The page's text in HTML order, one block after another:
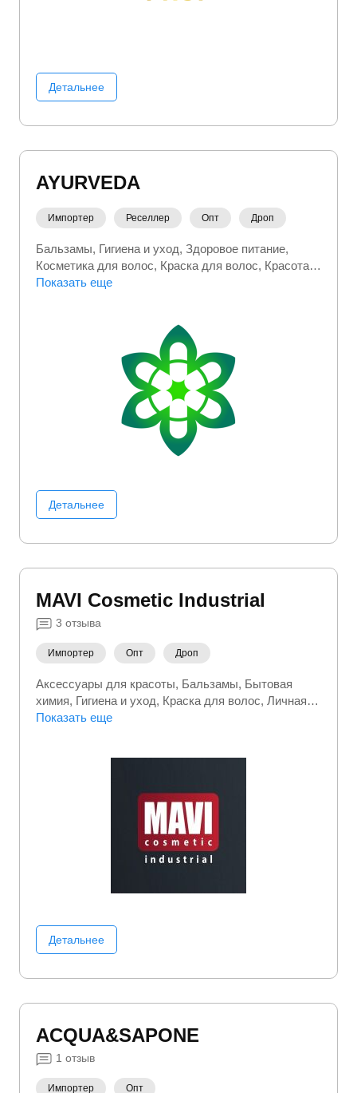
Детальнее
AYURVEDA
Импортер Реселлер Опт Дроп
Бальзамы Гигиена и уход Здоровое питание
Косметика для волос Краска для волос Красота и
здоровье Личная гигиена
Уходовая косметика
Показать еще
Детальнее
MAVI Сosmetic Іndustrial
3 отзыва
Импортер Опт Дроп
Аксессуары для красоты Бальзамы Бытовая
химия Гигиена и уход Краска для волос Личная
гигиена Средства для бритья
Показать еще
Детальнее
ACQUA&SAPONE
1 отзыв
Импортер Опт